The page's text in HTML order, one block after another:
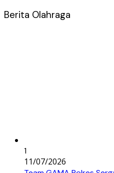
Berita Olahraga
1
11/07/2026